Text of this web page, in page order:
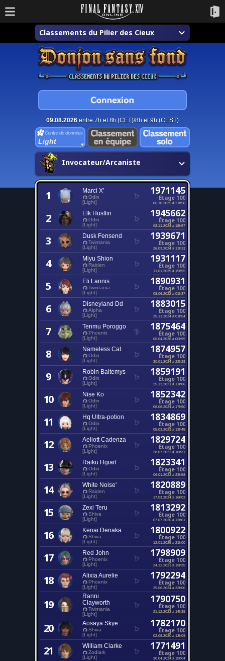
Classements du Pilier des Cieux
09.08.2026entre 7h et 8h (CET)/8h et 9h (CEST)
Light
Invocateur/Arcaniste
1 Marci X'
Odin
[Light]
1971145
Étage 100
06.10.2025 à 21h50
2 Elk Hustlin
Odin
[Light]
1945662
Étage 100
08.11.2024 à 18h57
3 Dusk Fensend
Twintania
[Light]
1939671
Étage 100
26.03.2024 à 11h13
4 Miyu Shion
Raiden
[Light]
1931117
Étage 100
11.01.2025 à 15h55
5 Eli Lannis
Twintania
[Light]
1890931
Étage 100
08.06.2022 à 01h37
6 Disneyland Dd
Alpha
[Light]
1883015
Étage 100
25.11.2024 à 01h54
7 Tenmu Poroggo
Phoenix
[Light]
1875464
Étage 100
06.04.2026 à 00h55
8 Nameless Cat
Odin
[Light]
1874957
Étage 100
30.01.2024 à 22h28
9 Robin Baltemys
Odin
[Light]
1859191
Étage 100
25.12.2021 à 11h06
10 Nise Ko
Odin
[Light]
1852342
Étage 100
06.06.2024 à 17h50
11 Hq Ultra-potion
Odin
[Light]
1834869
Étage 100
05.03.2023 à 13h45
12 Aeliott Cadenza
Phoenix
[Light]
1829724
Étage 100
28.07.2022 à 10h31
13 Raiku Hgiart
Odin
[Light]
1823341
Étage 100
06.01.2023 à 23h58
14 White Noise'
Raiden
[Light]
1820889
Étage 100
17.03.2024 à 16h02
15 Zexi Teru
Shiva
[Light]
1813292
Étage 100
07.07.2026 à 12h01
16 Kenai Denaka
Shiva
[Light]
1800922
Étage 100
12.01.2025 à 21h00
17 Red John
Phoenix
[Light]
1798909
Étage 100
24.12.2021 à 15h35
18 Alixia Aurelie
Phoenix
[Light]
1792294
Étage 100
25.06.2024 à 22h00
19
Ranni
Clayworth
Twintania
[Light]
1790750
Étage 100
21.12.2022 à 14h39
20 Aosaya Skye
Shiva
[Light]
1782170
Étage 100
02.08.2020 à 13h09
21 William Clarke
Zodiark
[Light]
1771491
Étage 100
30.04.2024 à 15h04